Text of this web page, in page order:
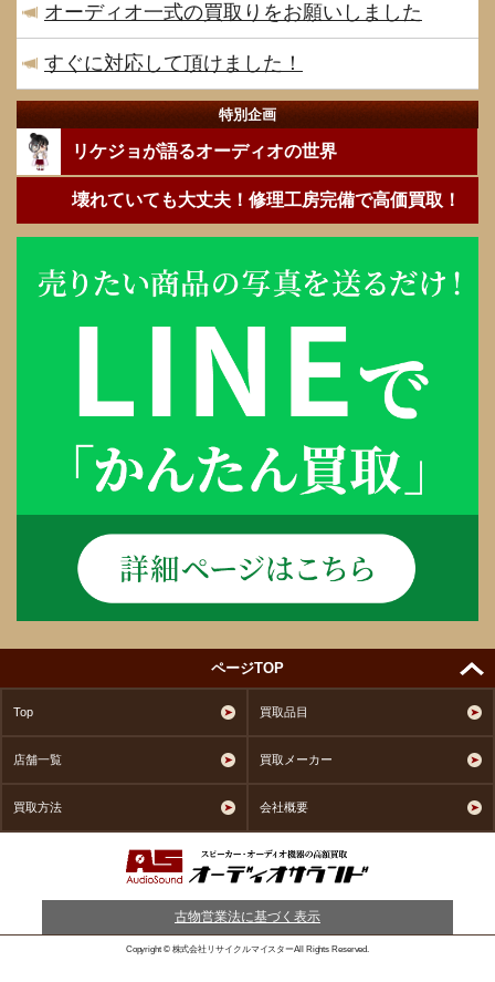
オーディオ一式の買取りをお願いしました
すぐに対応して頂けました！
特別企画
リケジョが語るオーディオの世界
壊れていても大丈夫！修理工房完備で高価買取！
ページTOP
Top 買取品目
店舗一覧 買取メーカー
買取方法 会社概要
古物営業法に基づく表示
Copyright © 株式会社リサイクルマイスターAll Rights Reserved.